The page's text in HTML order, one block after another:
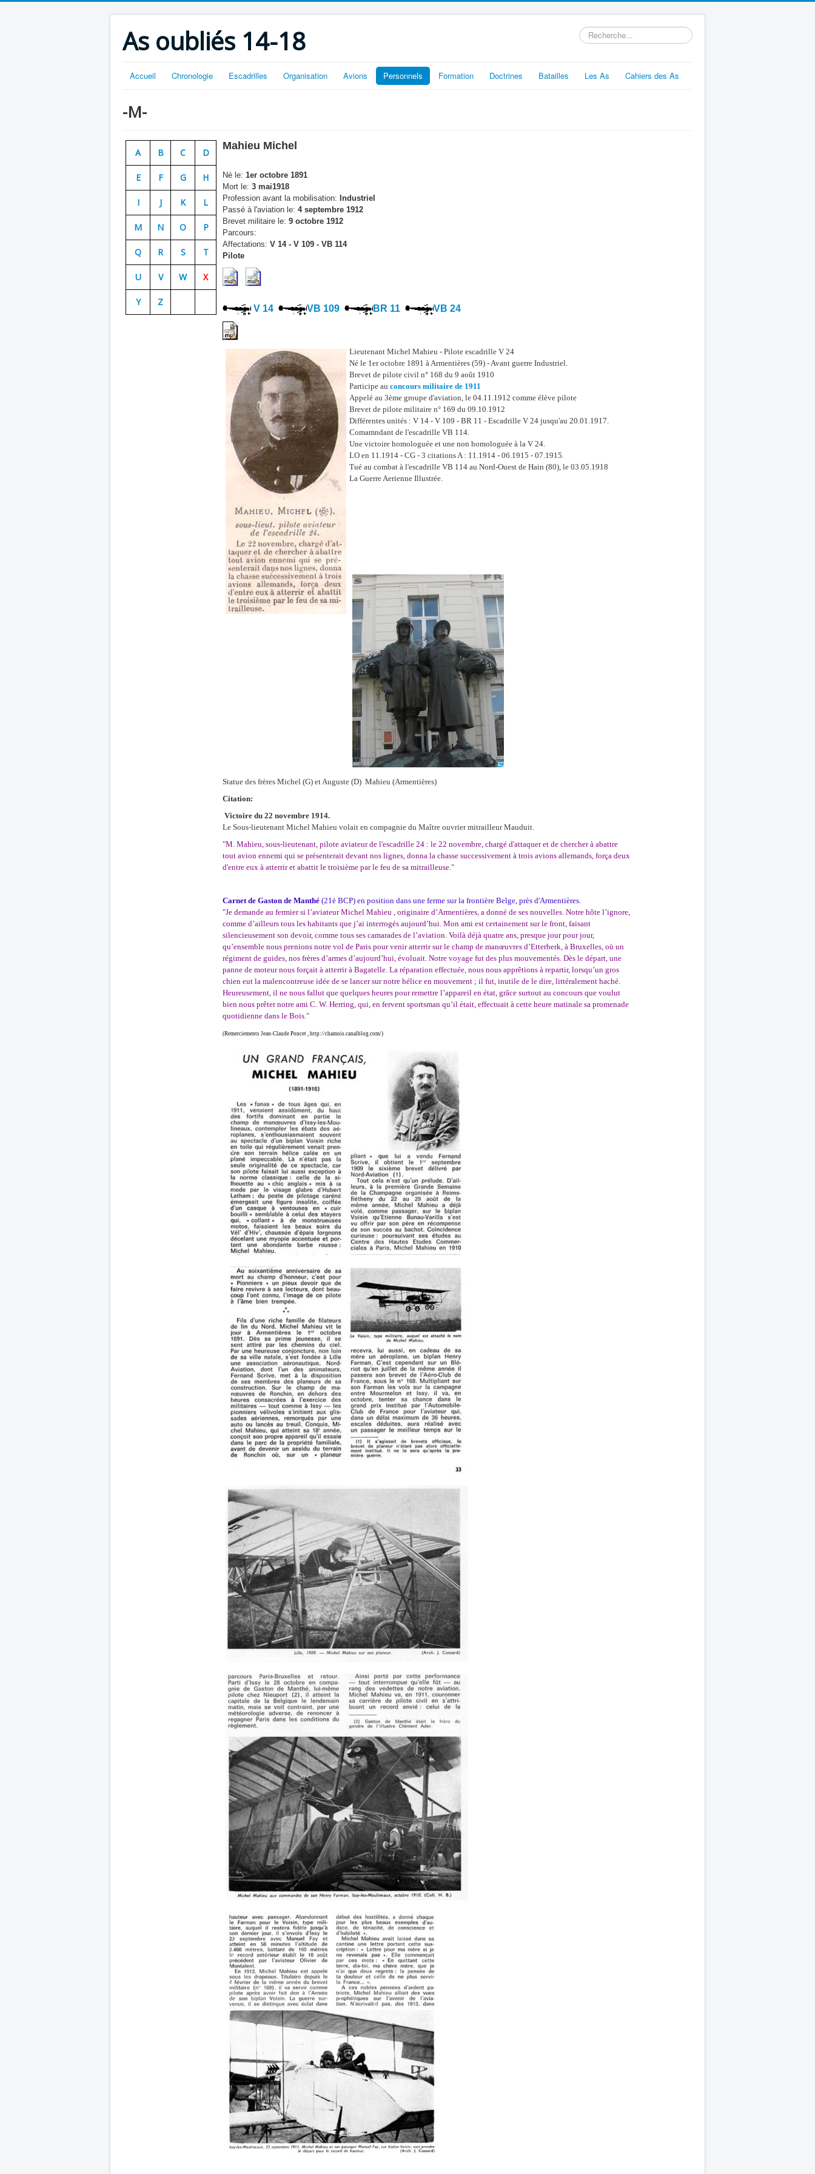
As oubliés 14-18 Rechercher
Accueil Chronologie Escadrilles Organisation Avions Personnels Formation Doctrines Batailles Les As Cahiers des As
-M-
A B C D
E F G H
I J K L
M N O P
Q R S T
U V W X
Y Z
Mahieu Michel
Né le: 1er octobre 1891
Mort le: 3 mai1918
Profession avant la mobilisation: Industriel
Passé à l'aviation le: 4 septembre 1912
Brevet militaire le: 9 octobre 1912
Parcours:
Affectations: V 14 - V 109 - VB 114
Pilote
V 14 VB 109 BR 11 VB 24
Lieutenant Michel Mahieu - Pilote escadrille V 24
Né le 1er octobre 1891 à Armentières (59) - Avant guerre Industriel.
Brevet de pilote civil n° 168 du 9 août 1910
Participe au concours militaire de 1911
Appelé au 3ème groupe d'aviation, le 04.11.1912 comme élève pilote
Brevet de pilote militaire n° 169 du 09.10.1912
Différentes unités : V 14 - V 109 - BR 11 - Escadrille V 24 jusqu'au 20.01.1917.
Comamndant de l'escadrille VB 114.
Une victoire homologuée et une non homologuée à la V 24.
LO en 11.1914 - CG - 3 citations A : 11.1914 - 06.1915 - 07.1915.
Tué au combat à l'escadrille VB 114 au Nord-Ouest de Hain (80), le 03.05.1918
La Guerre Aerienne Illustrée.
Statue des frères Michel (G) et Auguste (D) Mahieu (Armentières)
Citation:
Victoire du 22 novembre 1914.
Le Sous-lieutenant Michel Mahieu volait en compagnie du Maître ouvrier mitrailleur Mauduit.
"M. Mahieu, sous-lieutenant, pilote aviateur de l'escadrille 24 : le 22 novembre, chargé d'attaquer et de chercher à abattre
tout avion ennemi qui se présenterait devant nos lignes, donna la chasse successivement à trois avions allemands, força deux
d'entre eux à atterrir et abattit le troisième par le feu de sa mitrailleuse."
Carnet de Gaston de Manthé (21è BCP) en position dans une ferme sur la frontière Belge, près d'Armentières.
"Je demande au fermier si l’aviateur Michel Mahieu , originaire d’Armentières, a donné de ses nouvelles. Notre hôte l’ignore,
comme d’ailleurs tous les habitants que j’ai interrogés aujourd’hui. Mon ami est certainement sur le front, faisant
silencieusement son devoir, comme tous ses camarades de l’aviation. Voilà déjà quatre ans, presque jour pour jour,
qu’ensemble nous prenions notre vol de Paris pour venir atterrir sur le champ de manœuvres d’Etterberk, à Bruxelles, où un
régiment de guides, nos frères d’armes d’aujourd’hui, évoluait. Notre voyage fut des plus mouvementés. Dès le départ, une
panne de moteur nous forçait à atterrir à Bagatelle. La réparation effectuée, nous nous apprêtions à repartir, lorsqu’un gros
chien eut la malencontreuse idée de se lancer sur notre hélice en mouvement ; il fut, inutile de le dire, littéralement haché.
Heureusement, il ne nous fallut que quelques heures pour remettre l’appareil en état, grâce surtout au concours que voulut
bien nous prêter notre ami C. W. Herring, qui, en fervent sportsman qu’il était, effectuait à cette heure matinale sa promenade
quotidienne dans le Bois."
(Remerciements Jean-Claude Poncet , http://chamois.canalblog.com/)